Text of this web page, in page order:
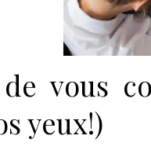
vous
yeux!)